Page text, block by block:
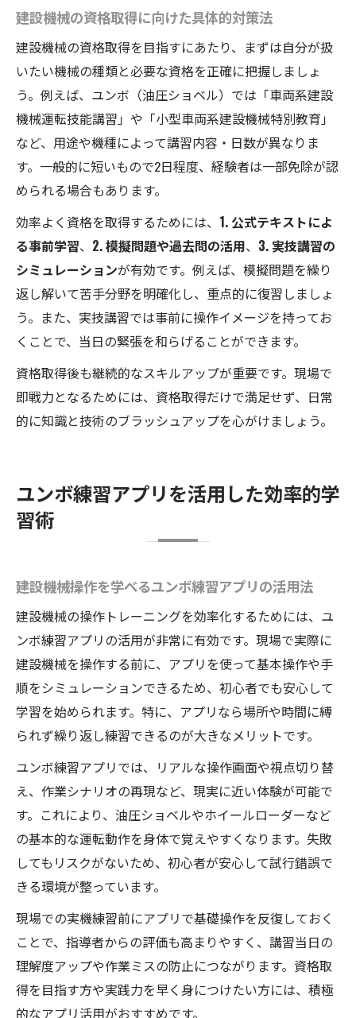
建設機械の資格取得に向けた具体的対策法
建設機械の資格取得を目指すにあたり、まずは自分が扱
いたい機械の種類と必要な資格を正確に把握しましょ
う。例えば、ユンボ（油圧ショベル）では「車両系建設
機械運転技能講習」や「小型車両系建設機械特別教育」
など、用途や機種によって講習内容・日数が異なりま
す。一般的に短いもので2日程度、経験者は一部免除が認
められる場合もあります。
効率よく資格を取得するためには、 1. 公式テキストによ
る事前学習、 2. 模擬問題や過去問の活用、 3. 実技講習の
シミュレーションが有効です。例えば、模擬問題を繰り
返し解いて苦手分野を明確化し、重点的に復習しましょ
う。また、実技講習では事前に操作イメージを持ってお
くことで、当日の緊張を和らげることができます。
資格取得後も継続的なスキルアップが重要です。現場で
即戦力となるためには、資格取得だけで満足せず、日常
的に知識と技術のブラッシュアップを心がけましょう。
ユンボ練習アプリを活用した効率的学
習術
建設機械操作を学べるユンボ練習アプリの活用法
建設機械の操作トレーニングを効率化するためには、ユ
ンボ練習アプリの活用が非常に有効です。現場で実際に
建設機械を操作する前に、アプリを使って基本操作や手
順をシミュレーションできるため、初心者でも安心して
学習を始められます。特に、アプリなら場所や時間に縛
られず繰り返し練習できるのが大きなメリットです。
ユンボ練習アプリでは、リアルな操作画面や視点切り替
え、作業シナリオの再現など、現実に近い体験が可能で
す。これにより、油圧ショベルやホイールローダーなど
の基本的な運転動作を身体で覚えやすくなります。失敗
してもリスクがないため、初心者が安心して試行錯誤で
きる環境が整っています。
現場での実機練習前にアプリで基礎操作を反復しておく
ことで、指導者からの評価も高まりやすく、講習当日の
理解度アップや作業ミスの防止につながります。資格取
得を目指す方や実践力を早く身につけたい方には、積極
的なアプリ活用がおすすめです。